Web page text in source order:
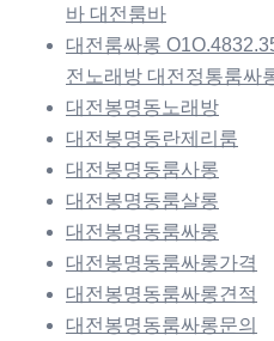
바 대전룸바
대전룸싸롱
전노래방 대전정통룸싸
대전봉명동노래방
대전봉명동란제리룸
대전봉명동룸사롱
대전봉명동룸살롱
대전봉명동룸싸롱
대전봉명동룸싸롱가격
대전봉명동룸싸롱견적
대전봉명동룸싸롱문의